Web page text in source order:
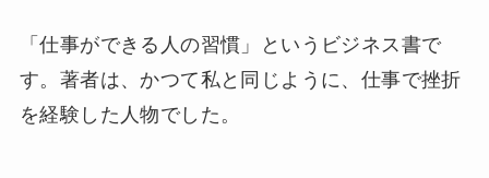
「仕事ができる人の習慣」というビジネス書で
す。著者は、かつて私と同じように、仕事で挫折
を経験した人物でした。